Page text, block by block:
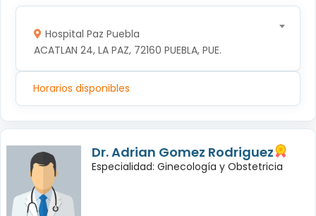
Hospital Paz Puebla
ACATLAN 24, LA PAZ, 72160 PUEBLA, PUE.
Horarios disponibles
Dr. Adrian Gomez Rodriguez
Especialidad: Ginecología y Obstetricia